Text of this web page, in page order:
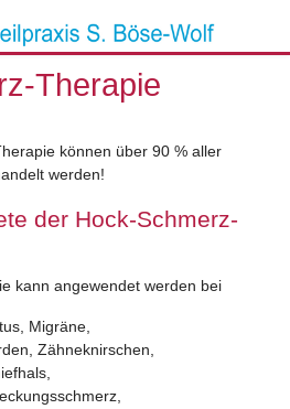
Therapie
können über 90 % aller
werden!
der Hock-Schmerz-
kann angewendet werden bei
Migräne,
Zähneknirschen,